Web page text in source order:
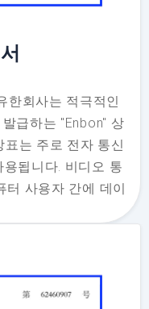
한회사는 적극적인
급하는 "Enbon" 상
는 주로 전자 통신
됩니다. 비디오 통
사용자 간에 데이
상표 "Enbon"이 심